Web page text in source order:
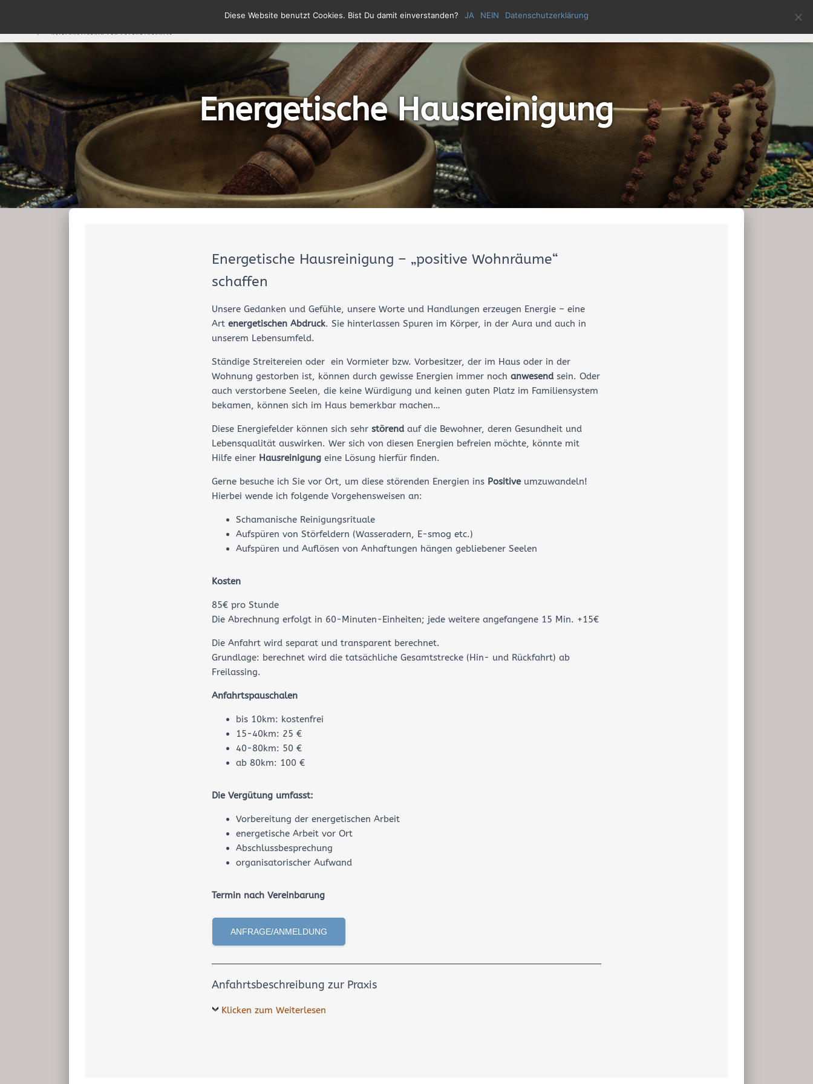
MEIN ANGEBOT FÜR SIE
Energetische Hausreinigung
Energetische Hausreinigung – „positive Wohnräume“
schaffen
Unsere Gedanken und Gefühle, unsere Worte und Handlungen erzeugen Energie – eine
Artenergetischen Abdruck. Sie hinterlassen Spuren im Körper, in der Aura und auch in
unserem Lebensumfeld.
Ständige Streitereien oder ein Vormieter bzw. Vorbesitzer, der im Haus oder in der
Wohnung gestorben ist, können durch gewisse Energien immer nochanwesendsein. Oder
auch verstorbene Seelen, die keine Würdigung und keinen guten Platz im Familiensystem
bekamen, können sich im Haus bemerkbar machen…
Diese Energiefelder können sich sehrstörendauf die Bewohner, deren Gesundheit und
Lebensqualität auswirken. Wer sich von diesen Energien befreien möchte, könnte mit
Hilfe einer Hausreinigung eine Lösung hierfür finden.
Gerne besuche ich Sie vor Ort, um diese störenden Energien ins Positiveumzuwandeln!
Hierbei wende ich folgende Vorgehensweisen an:
Schamanische Reinigungsrituale
Aufspüren von Störfeldern (Wasseradern, E-smog etc.)
Aufspüren und Auflösen von Anhaftungen hängen gebliebener Seelen
Kosten
85€ pro Stunde
Die Abrechnung erfolgt in 60-Minuten-Einheiten; jede weitere angefangene 15 Min. +15€
Die Anfahrt wird separat und transparent berechnet.
Grundlage: berechnet wird die tatsächliche Gesamtstrecke (Hin- und Rückfahrt) ab
Freilassing.
Anfahrtspauschalen
bis 10km: kostenfrei
15-40km: 25 €
40-80km: 50 €
ab 80km: 100 €
Die Vergütung umfasst:
Vorbereitung der energetischen Arbeit
energetische Arbeit vor Ort
Abschlussbesprechung
organisatorischer Aufwand
Termin nach Vereinbarung
ANFRAGE/ANMELDUNG
Anfahrtsbeschreibung zur Praxis
Klicken zum Weiterlesen
Diese Website benutzt Cookies. Bist Du damit einverstanden? JA NEIN Datenschutzerklärung